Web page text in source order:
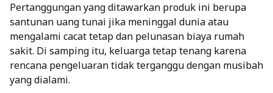
Pertanggungan yang ditawarkan produk ini berupa
santunan uang tunai jika meninggal dunia atau
mengalami cacat tetap dan pelunasan biaya rumah
sakit. Di samping itu, keluarga tetap tenang karena
rencana pengeluaran tidak terganggu dengan musibah
yang dialami.